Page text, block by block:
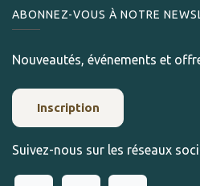
ABONNEZ-VOUS À NOTRE
Nouveautés, événements et
Inscription
Suivez-nous sur les réseaux